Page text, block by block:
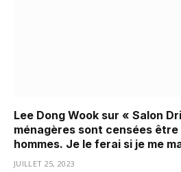
Lee Dong Wook sur « Salon
ménagères sont censées
hommes. Je le ferai si je me
JUILLET 25, 2023